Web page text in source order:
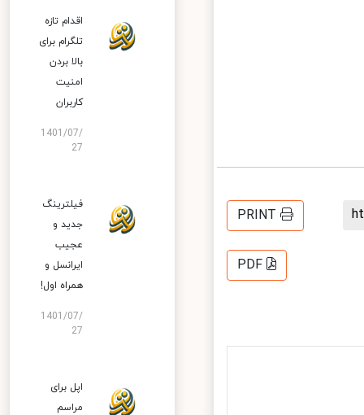
PRINT
PDF
اقدام تازه
تلگرام برای
بالا بردن
امنیت
کاربران
1401/07/
27
فیلترینگ
جدید و
عجیب
ایرانسل و
همراه اول!
1401/07/
27
اپل برای
مراسم